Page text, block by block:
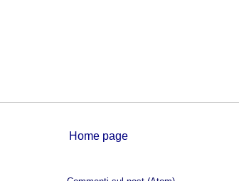
Home page